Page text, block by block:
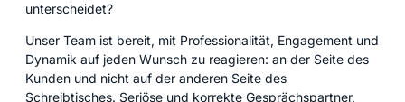
unterscheidet?
Unser Team ist bereit, mit Professionalität, Engagement und
Dynamik auf jeden Wunsch zu reagieren: an der Seite des
Kunden und nicht auf der anderen Seite des
Schreibtisches. Seriöse und korrekte Gesprächspartner,